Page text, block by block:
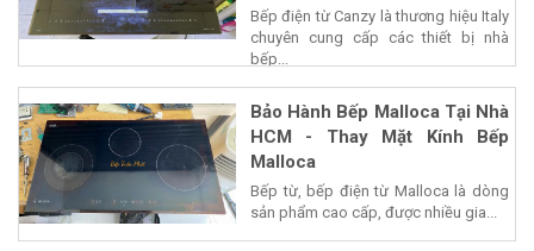
Bếp điện từ Canzy là thương hiệu Italy
chuyên cung cấp các thiết bị nhà
bếp...
Bảo Hành Bếp Malloca Tại Nhà
HCM - Thay Mặt Kính Bếp
Malloca
Bếp từ, bếp điện từ Malloca là dòng
sản phẩm cao cấp, được nhiều gia...